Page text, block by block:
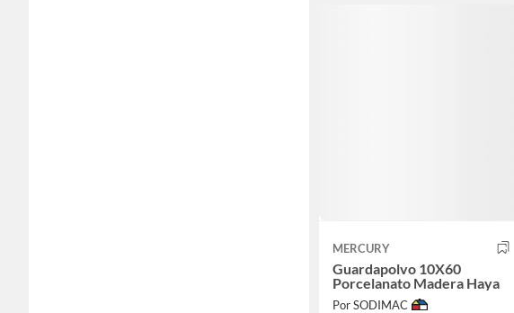
MERCURY
Guardapolvo 10X60
Porcelanato Madera Haya
Por SODIMAC